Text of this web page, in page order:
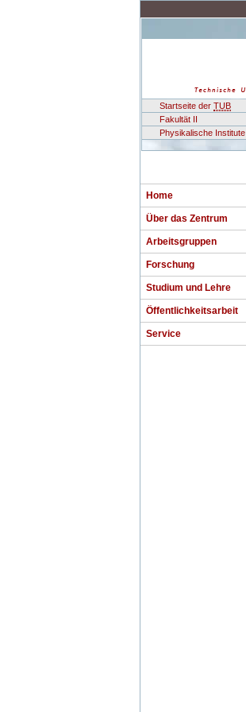
Startseite der TUB
Fakultät II
Physikalische Institute
Home
Über das Zentrum
Arbeitsgruppen
Forschung
Studium und Lehre
Öffentlichkeitsarbeit
Service